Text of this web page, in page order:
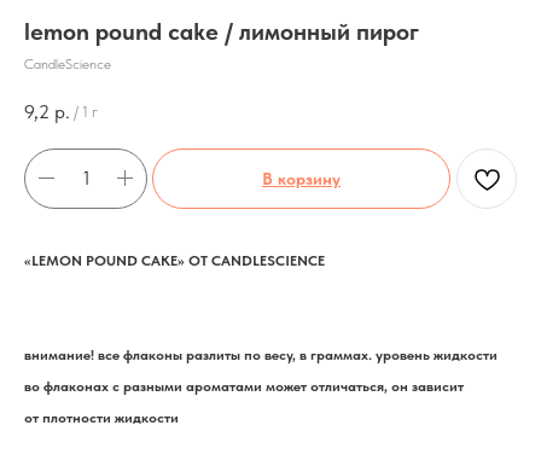
lemon pound cake / лимонный пирог
CandleScience
9,2 р. / 1 г
В корзину
«LEMON POUND CAKE» ОТ CANDLESCIENCE
внимание! все флаконы разлиты по весу, в граммах. уровень жидкости
во флаконах с разными ароматами может отличаться, он зависит
от плотности жидкости